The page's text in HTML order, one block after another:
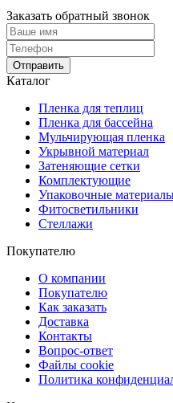
Заказать обратный звонок
Отправить
Каталог
Пленка для теплиц
Пленка для бассейна
Мульчирующая пленка
Укрывной материал
Затеняющие сетки
Комплектующие
Упаковочные
Фитосветильники
Стеллажи
Покупателю
О компании
Покупателю
Как заказать
Доставка
Контакты
Вопрос-ответ
Файлы cookie
Политика